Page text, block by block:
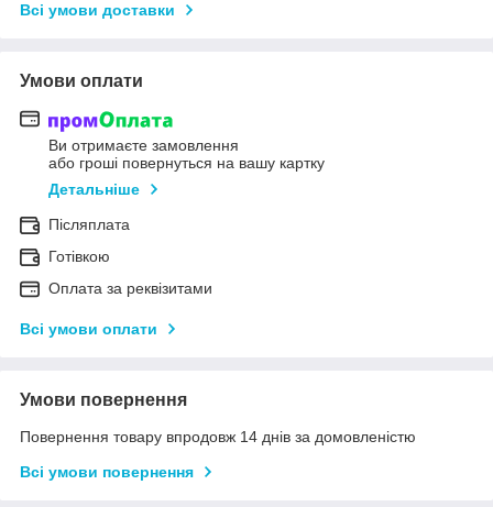
Всі умови доставки
Умови оплати
Ви отримаєте замовлення
або гроші повернуться на вашу картку
Детальніше
Післяплата
Готівкою
Оплата за реквізитами
Всі умови оплати
Умови повернення
Повернення товару впродовж 14 днів за домовленістю
Всі умови повернення